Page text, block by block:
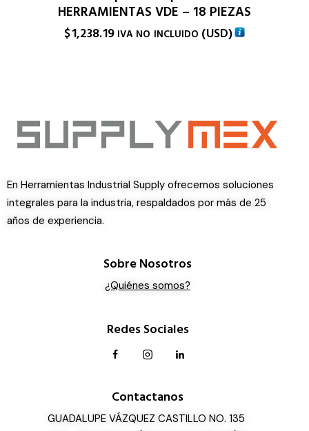
HERRAMIENTAS VDE – 18 PIEZAS
$1,238.19 IVA NO INCLUIDO (USD)
En Herramientas Industrial Supply ofrecemos soluciones
integrales para la industria, respaldados por más de 25
años de experiencia.
Sobre Nosotros
¿Quiénes somos?
Redes Sociales
Contactanos
GUADALUPE VÁZQUEZ CASTILLO NO. 135